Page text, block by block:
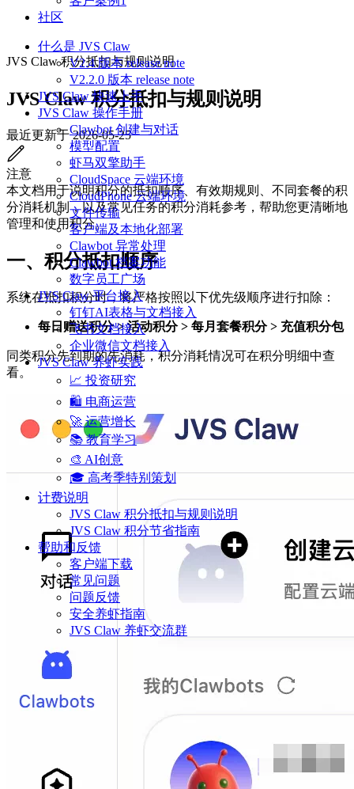
社区
什么是 JVS Claw
V2.4 版本 release note
V2.2.0 版本 release note
JVS Claw 快速上手
JVS Claw 操作手册
Clawbot 创建与对话
模型配置
虾马双擎助手
CloudSpace 云端环境
CloudPhone 云端环境
文件传输
客户端及本地化部署
Clawbot 异常处理
Clawbot 档案功能
数字员工广场
JVS Claw 平台接入
钉钉AI表格与文档接入
飞书文档接入
企业微信文档接入
JVS Claw 养虾实践
📈 投资研究
🛍️ 电商运营
🚀 运营增长
📚 教育学习
🎨 AI创意
🎓 高考季特别策划
计费说明
JVS Claw 积分抵扣与规则说明
JVS Claw 积分节省指南
帮助和反馈
客户端下载
常见问题
问题反馈
安全养虾指南
JVS Claw 养虾交流群
JVS Claw 积分抵扣与规则说明
JVS Claw 积分抵扣与规则说明
最近更新于2026-05-25
注意
本文档用于说明积分的抵扣顺序、有效期规则、不同套餐的积
分消耗机制，以及常见任务的积分消耗参考，帮助您更清晰地
管理和使用积分。
一、积分抵扣顺序
系统在抵扣积分时，将严格按照以下优先级顺序进行扣除：
每日赠送积分 > 活动积分 > 每月套餐积分 > 充值积分包
同类积分先到期的先消耗，积分消耗情况可在积分明细中查
看。